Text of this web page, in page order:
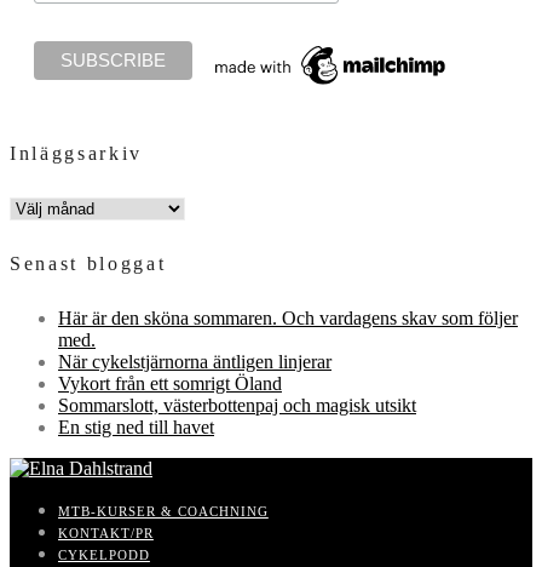
Inläggsarkiv
INLÄGGSARKIV
Senast bloggat
Här är den sköna sommaren. Och vardagens skav som följer
med.
När cykelstjärnorna äntligen linjerar
Vykort från ett somrigt Öland
Sommarslott, västerbottenpaj och magisk utsikt
En stig ned till havet
MTB-KURSER & COACHNING
KONTAKT/PR
CYKELPODD